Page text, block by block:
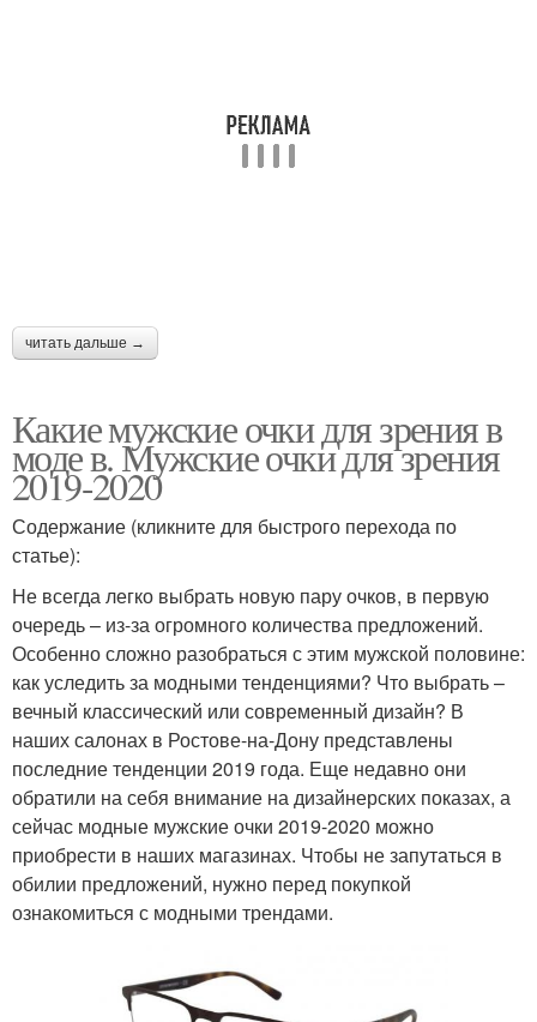
читать дальше →
Какие мужские очки для зрения в
моде в. Мужские очки для зрения
2019-2020
Содержание (кликните для быстрого перехода по
статье):
Не всегда легко выбрать новую пару очков, в первую
очередь – из-за огромного количества предложений.
Особенно сложно разобраться с этим мужской половине:
как уследить за модными тенденциями? Что выбрать –
вечный классический или современный дизайн? В
наших салонах в Ростове-на-Дону представлены
последние тенденции 2019 года. Еще недавно они
обратили на себя внимание на дизайнерских показах, а
сейчас модные мужские очки 2019-2020 можно
приобрести в наших магазинах. Чтобы не запутаться в
обилии предложений, нужно перед покупкой
ознакомиться с модными трендами.